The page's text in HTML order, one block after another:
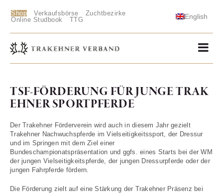
Shop Verkaufsbörse
Zuchtbezirke
Online Studbook
TTG English
TSF-FÖRDERUNG FÜR JUNGE TRAK
EHNER SPORTPFERDE
Der Trakehner Förderverein wird auch in diesem Jahr gezielt
Trakehner Nachwuchspferde im Vielseitigkeitssport, der Dressur
und im Springen mit dem Ziel einer
Bundeschampionatspräsentation und ggfs. eines Starts bei der WM
der jungen Vielseitigkeitspferde, der jungen Dressurpferde oder der
jungen Fahrpferde fördern.
Die Förderung zielt auf eine Stärkung der Trakehner Präsenz bei